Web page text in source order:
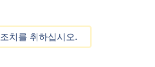
조치를 취하십시오.